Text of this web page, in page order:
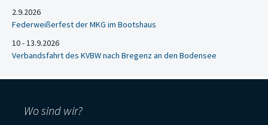
2.9.2026
Federweißerfest der MKG im Bootshaus
10 - 13.9.2026
Verbandsfahrt des KVBW nach Bregenz an den Bodensee
Wo sind wir?